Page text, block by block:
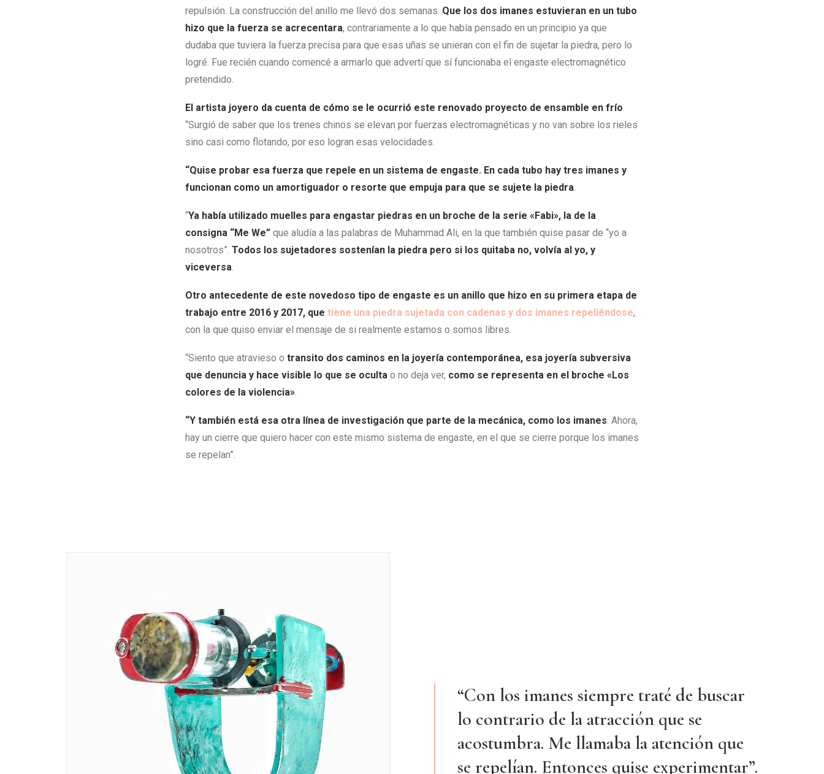
repulsión. La construcción del anillo me llevó dos semanas. Que los dos imanes estuvieran en un tubo
hizo que la fuerza se acrecentara, contrariamente a lo que había pensado en un principio ya que
dudaba que tuviera la fuerza precisa para que esas uñas se unieran con el fin de sujetar la piedra, pero lo
logré. Fue recién cuando comencé a armarlo que advertí que sí funcionaba el engaste electromagnético
pretendido.
El artista joyero da cuenta de cómo se le ocurrió este renovado proyecto de ensamble en frío.
“Surgió de saber que los trenes chinos se elevan por fuerzas electromagnéticas y no van sobre los rieles
sino casi como flotando, por eso logran esas velocidades.
“Quise probar esa fuerza que repele en un sistema de engaste. En cada tubo hay tres imanes y
funcionan como un amortiguador o resorte que empuja para que se sujete la piedra.
“Ya había utilizado muelles para engastar piedras en un broche de la serie «Fabi», la de la
consigna “Me We” que aludía a las palabras de Muhammad Ali, en la que también quise pasar de “yo a
nosotros”. Todos los sujetadores sostenían la piedra pero si los quitaba no, volvía al yo, y
viceversa.
Otro antecedente de este novedoso tipo de engaste es un anillo que hizo en su primera etapa de
trabajo entre 2016 y 2017, que tiene una piedra sujetada con cadenas y dos imanes repeliéndose,
con la que quiso enviar el mensaje de si realmente estamos o somos libres.
“Siento que atravieso o transito dos caminos en la joyería contemporánea, esa joyería subversiva
que denuncia y hace visible lo que se oculta o no deja ver, como se representa en el broche «Los
colores de la violencia».
“Y también está esa otra línea de investigación que parte de la mecánica, como los imanes. Ahora,
hay un cierre que quiero hacer con este mismo sistema de engaste, en el que se cierre porque los imanes
se repelan”.
“Con los imanes siempre traté de buscar
lo contrario de la atracción que se
acostumbra. Me llamaba la atención que
se repelían. Entonces quise experimentar”.